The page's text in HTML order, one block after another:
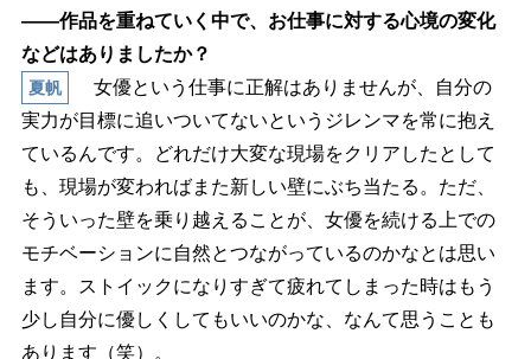
――作品を重ねていく中で、お仕事に対する心境の変化
などはありましたか？
夏帆
女優という仕事に正解はありませんが、自分の
実力が目標に追いついてないというジレンマを常に抱え
ているんです。どれだけ大変な現場をクリアしたとして
も、現場が変わればまた新しい壁にぶち当たる。ただ、
そういった壁を乗り越えることが、女優を続ける上での
モチベーションに自然とつながっているのかなとは思い
ます。ストイックになりすぎて疲れてしまった時はもう
少し自分に優しくしてもいいのかな、なんて思うことも
あります（笑）。